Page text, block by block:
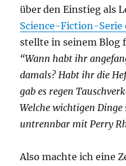
über den Einstieg als
Science-Fiction-Serie
stellte in seinem Blog
“Wann habt ihr
damals? Habt ihr die
gab es regen
Welche wichtigen
untrennbar mit Perry
Also machte ich eine